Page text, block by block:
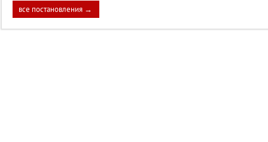
все постановления →